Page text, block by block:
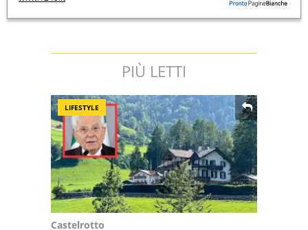
PIÙ LETTI
LIFESTYLE
Castelrotto